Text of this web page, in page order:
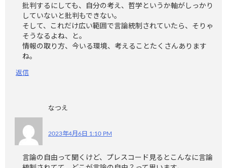
批判するにしても、自分の考え、哲学というか軸がしっかり
していないと批判もできない。
そして、これだけ広い範囲で言論統制されていたら、そりゃ
そうなるよね、と。
情報の取り方、今いる環境、考えることたくさんあります
ね。
返信
なつえ
2023年4月6日 1:10 PM
言論の自由って聞くけど、プレスコード見るとこんなに言論